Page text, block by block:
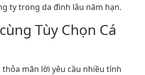
ty trong da đình lâu năm hạn.
Tùy Chọn Cá
thỏa mãn lời yêu cầu nhiều tính